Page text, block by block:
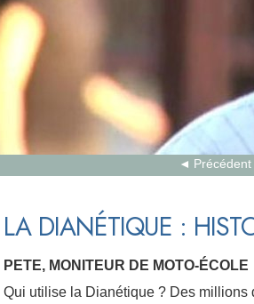
Précédent
LA DIANÉTIQUE :
PETE, MONITEUR DE MOTO-ÉCOLE
Qui utilise la Dianétique ? Des millions